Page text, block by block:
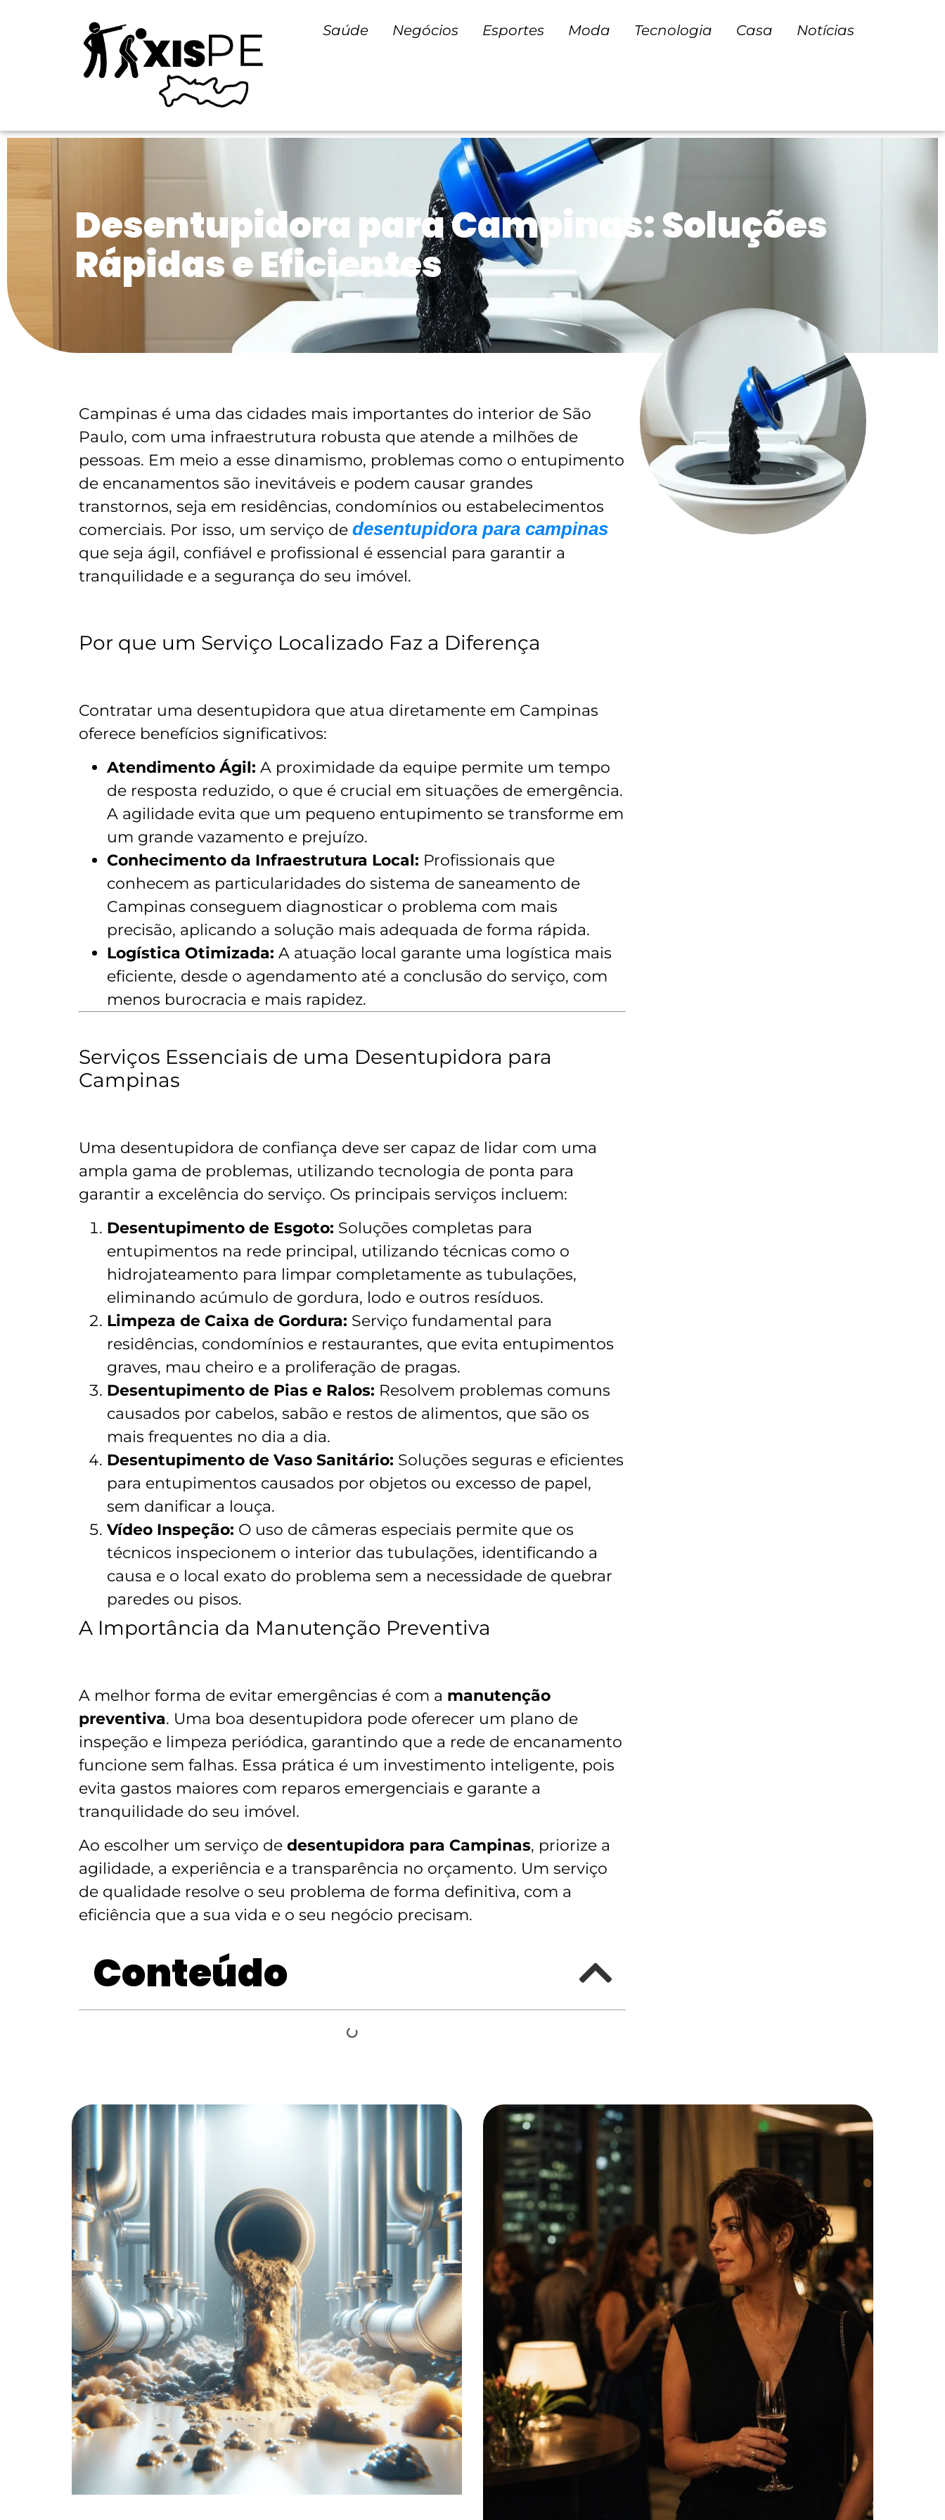
Saúde Negócios Esportes Moda Tecnologia Casa Notícias
Desentupidora para Campinas: Soluções
Rápidas e Eficientes
Campinas é uma das cidades mais importantes do interior de São
Paulo, com uma infraestrutura robusta que atende a milhões de
pessoas. Em meio a esse dinamismo, problemas como o entupimento
de encanamentos são inevitáveis e podem causar grandes
transtornos, seja em residências, condomínios ou estabelecimentos
comerciais. Por isso, um serviço de desentupidora para campinas
que seja ágil, confiável e profissional é essencial para garantir a
tranquilidade e a segurança do seu imóvel.
Por que um Serviço Localizado Faz a Diferença
Contratar uma desentupidora que atua diretamente em Campinas
oferece benefícios significativos:
Atendimento Ágil: A proximidade da equipe permite um tempo
de resposta reduzido, o que é crucial em situações de emergência.
A agilidade evita que um pequeno entupimento se transforme em
um grande vazamento e prejuízo.
Conhecimento da Infraestrutura Local: Profissionais que
conhecem as particularidades do sistema de saneamento de
Campinas conseguem diagnosticar o problema com mais
precisão, aplicando a solução mais adequada de forma rápida.
Logística Otimizada: A atuação local garante uma logística mais
eficiente, desde o agendamento até a conclusão do serviço, com
menos burocracia e mais rapidez.
Serviços Essenciais de uma Desentupidora para
Campinas
Uma desentupidora de confiança deve ser capaz de lidar com uma
ampla gama de problemas, utilizando tecnologia de ponta para
garantir a excelência do serviço. Os principais serviços incluem:
Desentupimento de Esgoto: Soluções completas para
entupimentos na rede principal, utilizando técnicas como o
hidrojateamento para limpar completamente as tubulações,
eliminando acúmulo de gordura, lodo e outros resíduos.
Limpeza de Caixa de Gordura: Serviço fundamental para
residências, condomínios e restaurantes, que evita entupimentos
graves, mau cheiro e a proliferação de pragas.
Desentupimento de Pias e Ralos: Resolvem problemas comuns
causados por cabelos, sabão e restos de alimentos, que são os
mais frequentes no dia a dia.
Desentupimento de Vaso Sanitário: Soluções seguras e eficientes
para entupimentos causados por objetos ou excesso de papel,
sem danificar a louça.
Vídeo Inspeção: O uso de câmeras especiais permite que os
técnicos inspecionem o interior das tubulações, identificando a
causa e o local exato do problema sem a necessidade de quebrar
paredes ou pisos.
A Importância da Manutenção Preventiva
A melhor forma de evitar emergências é com a manutenção
preventiva. Uma boa desentupidora pode oferecer um plano de
inspeção e limpeza periódica, garantindo que a rede de encanamento
funcione sem falhas. Essa prática é um investimento inteligente, pois
evita gastos maiores com reparos emergenciais e garante a
tranquilidade do seu imóvel.
Ao escolher um serviço de desentupidora para Campinas, priorize a
agilidade, a experiência e a transparência no orçamento. Um serviço
de qualidade resolve o seu problema de forma definitiva, com a
eficiência que a sua vida e o seu negócio precisam.
Conteúdo